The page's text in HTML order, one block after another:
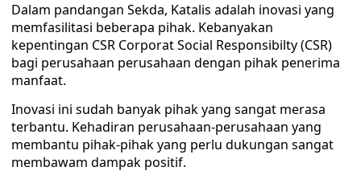
Dalam pandangan Sekda, Katalis adalah inovasi yang
memfasilitasi beberapa pihak. Kebanyakan
kepentingan CSR Corporat Social Responsibilty (CSR)
bagi perusahaan perusahaan dengan pihak penerima
manfaat.
Inovasi ini sudah banyak pihak yang sangat merasa
terbantu. Kehadiran perusahaan-perusahaan yang
membantu pihak-pihak yang perlu dukungan sangat
membawam dampak positif.